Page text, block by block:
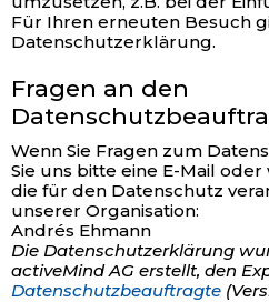
Für Ihren erneuten Besuch
Datenschutzerklärung.
Fragen an den
Wenn Sie Fragen zum
Sie uns bitte eine E-Mail
die für den Datenschutz
unserer Organisation:
Andrés Ehmann
Die Datenschutzerklärung
activeMind AG erstellt, den
Datenschutzbeauftragte